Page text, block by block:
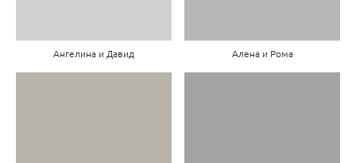
Ангелина и Давид Алена и Рома